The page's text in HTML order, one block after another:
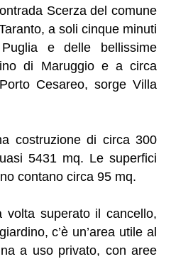
Scerza del comune
a soli cinque minuti
e delle bellissime
di Maruggio e a circa
Cesareo, sorge Villa
costruzione di circa 300
5431 mq. Le superfici
contano circa 95 mq.
superato il cancello,
c’è un’area utile al
a uso privato, con aree